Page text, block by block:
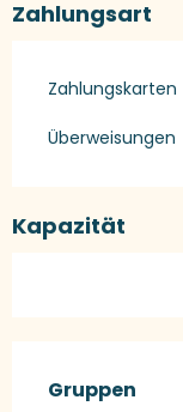
Zahlungsart
Zahlungskarten
Überweisungen
Kapazität
Gruppen
Gruppen